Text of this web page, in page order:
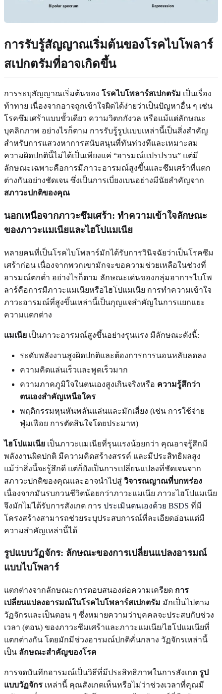
การรับรู้สัญญาณเริ่มต้นของโรคไบโพลาร์
สเปกตรัมที่อาจเกิดขึ้น
การระบุสัญญาณเริ่มต้นของ โรคไบโพลาร์สเปกตรัม เป็นเรื่อง
ท้าทาย เนื่องจากอาจถูกเข้าใจผิดได้ง่ายว่าเป็นปัญหาอื่น ๆ เช่น
โรคซึมเศร้าแบบขั้วเดียว ความวิตกกังวล หรือแม้แต่ลักษณะ
บุคลิกภาพ อย่างไรก็ตาม การรับรู้รูปแบบเหล่านี้เป็นสิ่งสำคัญ
สำหรับการแสวงหาการสนับสนุนที่ทันท่วงทีและเหมาะสม
ความผิดปกตินี้ไม่ได้เป็นเพียงแค่ “อารมณ์แปรปรวน” แต่มี
ลักษณะเฉพาะคือการมีภาวะอารมณ์สูงขึ้นและซึมเศร้าที่แตก
ต่างกันอย่างชัดเจน ซึ่งเป็นการเบี่ยงเบนอย่างมีนัยสำคัญจาก
สภาวะปกติของคุณ
นอกเหนือจากภาวะซึมเศร้า: ทำความเข้าใจลักษณะ
ของภาวะแมเนียและไฮโปแมเนีย
หลายคนที่เป็นโรคไบโพลาร์มักได้รับการวินิจฉัยว่าเป็นโรคซึม
เศร้าก่อน เนื่องจากพวกเขามักจะขอความช่วยเหลือในช่วงที่
อารมณ์ตกต่ำ อย่างไรก็ตาม ลักษณะเด่นของกลุ่มอาการไบโพ
ลาร์คือการมีภาวะแมเนียหรือไฮโปแมเนีย การทำความเข้าใจ
ภาวะอารมณ์ที่สูงขึ้นเหล่านี้เป็นกุญแจสำคัญในการแยกแยะ
ความแตกต่าง
แมเนีย เป็นภาวะอารมณ์สูงขึ้นอย่างรุนแรง มีลักษณะดังนี้:
ระดับพลังงานสูงผิดปกติและต้องการการนอนหลับลดลง
ความคิดแล่นเร็วและพูดเร็วมาก
ความภาคภูมิใจในตนเองสูงเกินจริงหรือ ความรู้สึกว่า
ตนเองสำคัญเหนือใคร
พฤติกรรมหุนหันพลันแล่นและมักเสี่ยง (เช่น การใช้จ่าย
ฟุ่มเฟือย การตัดสินใจโดยประมาท)
ไฮโปแมเนีย เป็นภาวะแมเนียที่รุนแรงน้อยกว่า คุณอาจรู้สึกมี
พลังงานผิดปกติ มีความคิดสร้างสรรค์ และมีประสิทธิผลสูง
แม้ว่าสิ่งนี้จะรู้สึกดี แต่ก็ยังเป็นการเปลี่ยนแปลงที่ชัดเจนจาก
สภาวะปกติของคุณและอาจนำไปสู่ วิจารณญาณที่บกพร่อง
เนื่องจากมันรบกวนชีวิตน้อยกว่าภาวะแมเนีย ภาวะไฮโปแมเนีย
จึงมักไม่ได้รับการสังเกต การ ประเมินตนเองด้วย BSDS ที่มี
โครงสร้างสามารถช่วยระบุประสบการณ์ที่ละเอียดอ่อนแต่มี
ความสำคัญเหล่านี้ได้
รูปแบบวัฏจักร: ลักษณะของการเปลี่ยนแปลงอารมณ์
แบบไบโพลาร์
แตกต่างจากลักษณะการตอบสนองต่อความเครียด การ
เปลี่ยนแปลงอารมณ์ในโรคไบโพลาร์สเปกตรัม มักเป็นไปตาม
วัฏจักรและเป็นตอน ๆ ซึ่งหมายความว่าบุคคลจะประสบกับช่วง
เวลา (ตอน) ของภาวะซึมเศร้าและภาวะแมเนีย/ไฮโปแมเนียที่
แตกต่างกัน โดยมักมีช่วงอารมณ์ปกติคั่นกลาง วัฏจักรเหล่านี้
เป็น ลักษณะสำคัญของโรค
การจดบันทึกอารมณ์เป็นวิธีที่มีประสิทธิภาพในการสังเกต รูป
แบบวัฏจักร เหล่านี้ คุณสังเกตเห็นหรือไม่ว่าช่วงเวลาที่คุณมี